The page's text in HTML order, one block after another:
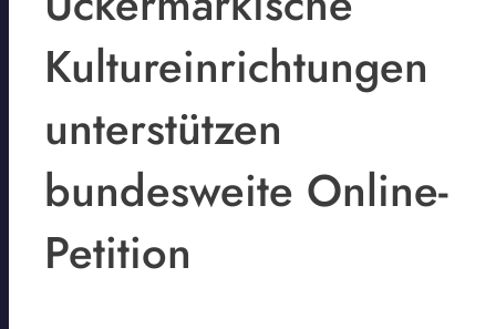
Kultureinrichtungen
unterstützen
bundesweite Online-
Petition